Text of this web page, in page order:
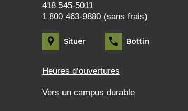
418 545-5011
1 800 463-9880 (sans frais)
Situer Bottin
Heures d’ouvertures
Vers un campus durable